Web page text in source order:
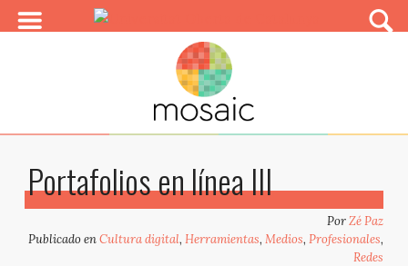
Portafolios en línea III
PorZé Paz
Publicado enCultura digital,Herramientas,Medios,Profesionales,
Redes